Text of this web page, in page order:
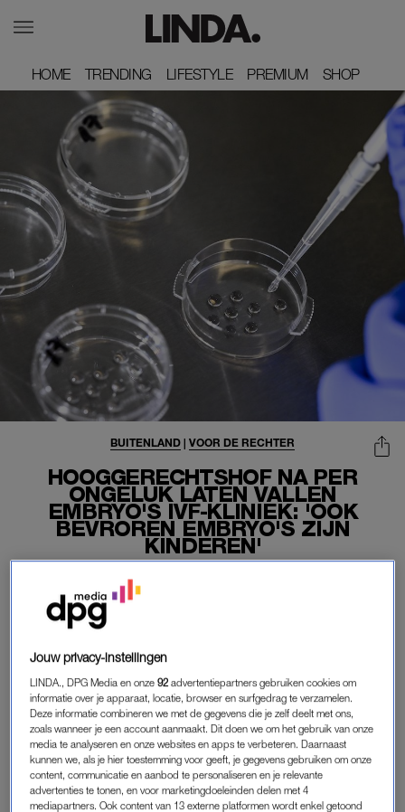
HOME
HOME TRENDING
TRENDING LIFESTYLE
LIFESTYLE PREMIUM
PREMIUM SHOP
SHOP
HOOGGERECHTSHOF NA PER
ONGELUK LATEN VALLEN
EMBRYO'S IVF-KLINIEK: 'OOK
BEVROREN EMBRYO'S ZIJN
KINDEREN'
BUITENLAND | VOOR DE RECHTER
21-02-2024 | KIRSTEN ZIJDERVELD
In de Amerikaanse staat Alabama heeft het
hooggerechtshof besloten dat ook bevroren embryo’s
als kinderen worden gezien. Die uitspraak komt na een
zaak waarin embryo’s in een ivf-kliniek per ongeluk op
de grond vielen.
De uitspraak heeft grote gevolgen, schrijftDe Telegraaf, want
wie een ingevroren embryo vernietigt – ook als het per ongeluk
gebeurt – kan aansprakelijk worden gesteld voor
‘onrechtmatige dood’.
Jouw privacy-instellingen
LINDA., DPG Media en onze92 advertentiepartners gebruiken cookies om
informatie over je apparaat, locatie, browser en surfgedrag te verzamelen.
Deze informatie combineren we met de gegevens die je zelf deelt met ons,
zoals wanneer je een account aanmaakt. Dit doen we om het gebruik van onze
media te analyseren en onze websites en apps te verbeteren. Daarnaast
kunnen we, als je hier toestemming voor geeft, je gegevens gebruiken om onze
content, communicatie en aanbod te personaliseren en je relevante
advertenties te tonen, en voor marketingdoeleinden delen met 4
mediapartners. Ook content van 13 externe platformen wordt enkel getoond